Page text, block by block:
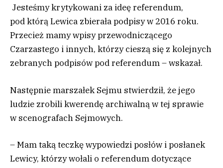
Jesteśmy krytykowani za ideę referendum,
pod którą Lewica zbierała podpisy w 2016 roku.
Przecież mamy wpisy przewodniczącego
Czarzastego i innych, którzy cieszą się z kolejnych
zebranych podpisów pod referendum – wskazał.
Następnie marszałek Sejmu stwierdził, że jego
ludzie zrobili kwerendę archiwalną w tej sprawie
w scenografach Sejmowych.
– Mam taką teczkę wypowiedzi posłów i posłanek
Lewicy, którzy wołali o referendum dotyczące